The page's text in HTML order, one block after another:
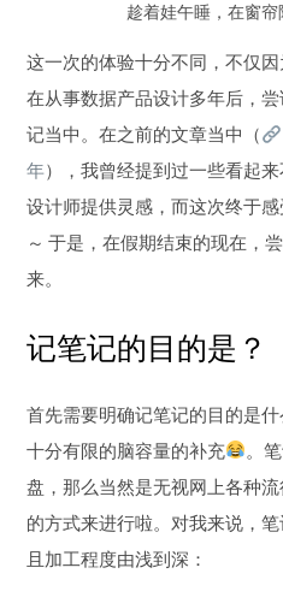
趁着娃午睡，在窗
这一次的体验十分不同，不仅
在从事数据产品设计多年后，
记当中。在之前的文章当中（
年），我曾经提到过一些看起
设计师提供灵感，而这次终于
～ 于是，在假期结束的现在，
来。
记笔记的目的是？
首先需要明确记笔记的目的是
十分有限的脑容量的补充
。
盘，那么当然是无视网上各种
的方式来进行啦。对我来说，
且加工程度由浅到深：